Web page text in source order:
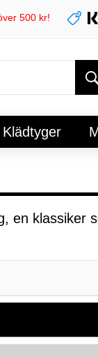
500 kr!
Klädtyger
klassiker